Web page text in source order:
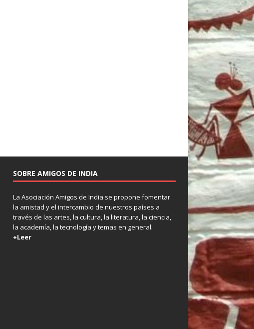
SOBRE AMIGOS DE INDIA
La Asociación Amigos de India se propone fomentar
la amistad y el intercambio de nuestros países a
través de las artes, la cultura, la literatura, la ciencia,
la academía, la tecnología y temas en general.
+Leer